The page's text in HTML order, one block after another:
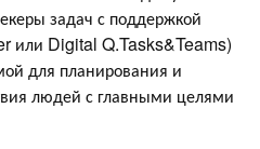
задач с поддержкой
или Digital Q.Tasks&Teams)
для планирования и
людей с главными целями